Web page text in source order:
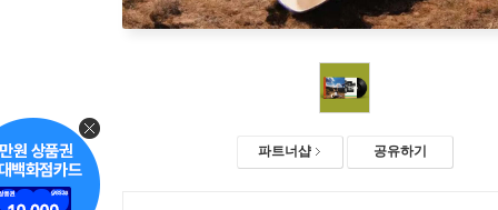
파트너샵 공유하기